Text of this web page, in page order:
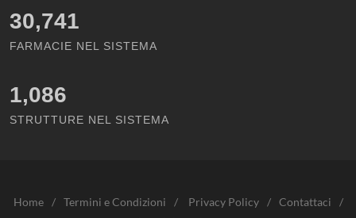
30,741
FARMACIE NEL SISTEMA
1,086
STRUTTURE NEL SISTEMA
Home / Termini e Condizioni / Privacy Policy / Contattaci
/